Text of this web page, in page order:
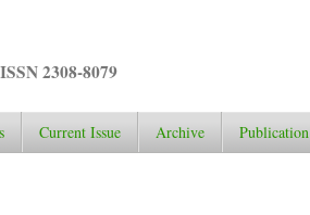
2308-8079
Current Issue Archive